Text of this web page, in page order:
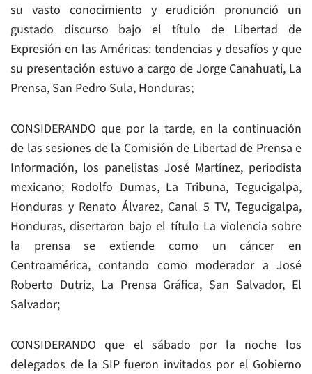
su vasto conocimiento y erudición pronunció un
gustado discurso bajo el título de Libertad de
Expresión en las Américas: tendencias y desafíos y que
su presentación estuvo a cargo de Jorge Canahuati, La
Prensa, San Pedro Sula, Honduras;
CONSIDERANDO que por la tarde, en la continuación
de las sesiones de la Comisión de Libertad de Prensa e
Información, los panelistas José Martínez, periodista
mexicano; Rodolfo Dumas, La Tribuna, Tegucigalpa,
Honduras y Renato Álvarez, Canal 5 TV, Tegucigalpa,
Honduras, disertaron bajo el título La violencia sobre
la prensa se extiende como un cáncer en
Centroamérica, contando como moderador a José
Roberto Dutriz, La Prensa Gráfica, San Salvador, El
Salvador;
CONSIDERANDO que el sábado por la noche los
delegados de la SIP fueron invitados por el Gobierno